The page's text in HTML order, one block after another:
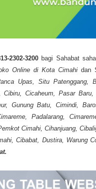
2302-3200bagi Sahabat
Online di Kota Cimahidan
Upas, Situ Patenggang,
Cicaheum, Pasar Baru,
Gunung Batu, Cimindi,
Padalarang,
Cimahi, Cihanjuang,
Cibabat, Dustira, Warung